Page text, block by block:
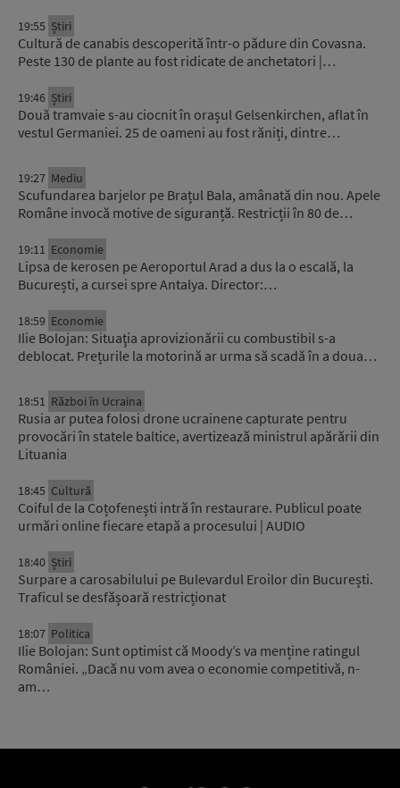
19:55 Știri
Cultură de canabis descoperită într-o pădure din Covasna.
Peste 130 de plante au fost ridicate de anchetatori |…
19:46 Știri
Două tramvaie s-au ciocnit în orașul Gelsenkirchen, aflat în
vestul Germaniei. 25 de oameni au fost răniți, dintre…
19:27 Mediu
Scufundarea barjelor pe Brațul Bala, amânată din nou. Apele
Române invocă motive de siguranță. Restricții în 80 de…
19:11 Economie
Lipsa de kerosen pe Aeroportul Arad a dus la o escală, la
București, a cursei spre Antalya. Director:…
18:59 Economie
Ilie Bolojan: Situaţia aprovizionării cu combustibil s-a
deblocat. Prețurile la motorină ar urma să scadă în a doua…
18:51 Război în Ucraina
Rusia ar putea folosi drone ucrainene capturate pentru
provocări în statele baltice, avertizează ministrul apărării din
Lituania
18:45 Cultură
Coiful de la Coțofenești intră în restaurare. Publicul poate
urmări online fiecare etapă a procesului | AUDIO
18:40 Știri
Surpare a carosabilului pe Bulevardul Eroilor din București.
Traficul se desfășoară restricționat
18:07 Politica
Ilie Bolojan: Sunt optimist că Moody’s va menține ratingul
României. „Dacă nu vom avea o economie competitivă, n-
am…